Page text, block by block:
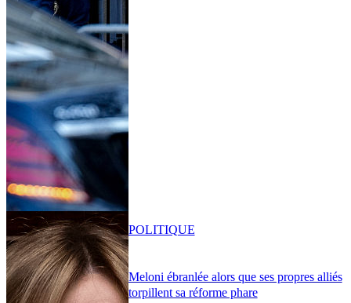
Meloni ébranlée alors que ses propres alliés
torpillent sa réforme phare
POLITIQUE